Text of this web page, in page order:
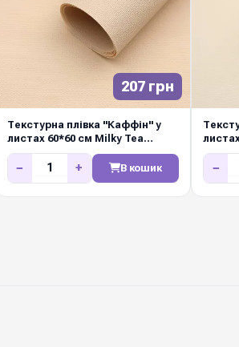
207 грн
Текстурна плівка "Каффін" у
листах 60*60 см Milky Tea
(молочний чай) (20шт/упак)
− + В кошик −